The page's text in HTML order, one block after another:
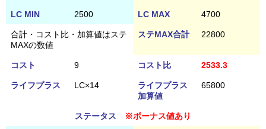
LC MIN 2500 LC MAX 4700
合計・コスト比・加算値はステ
MAXの数値
ステMAX合計 22800
コスト 9 コスト比 2533.3
ライフプラス LC×14
ライフプラス
加算値
65800
ステータス ※ボーナス値あり